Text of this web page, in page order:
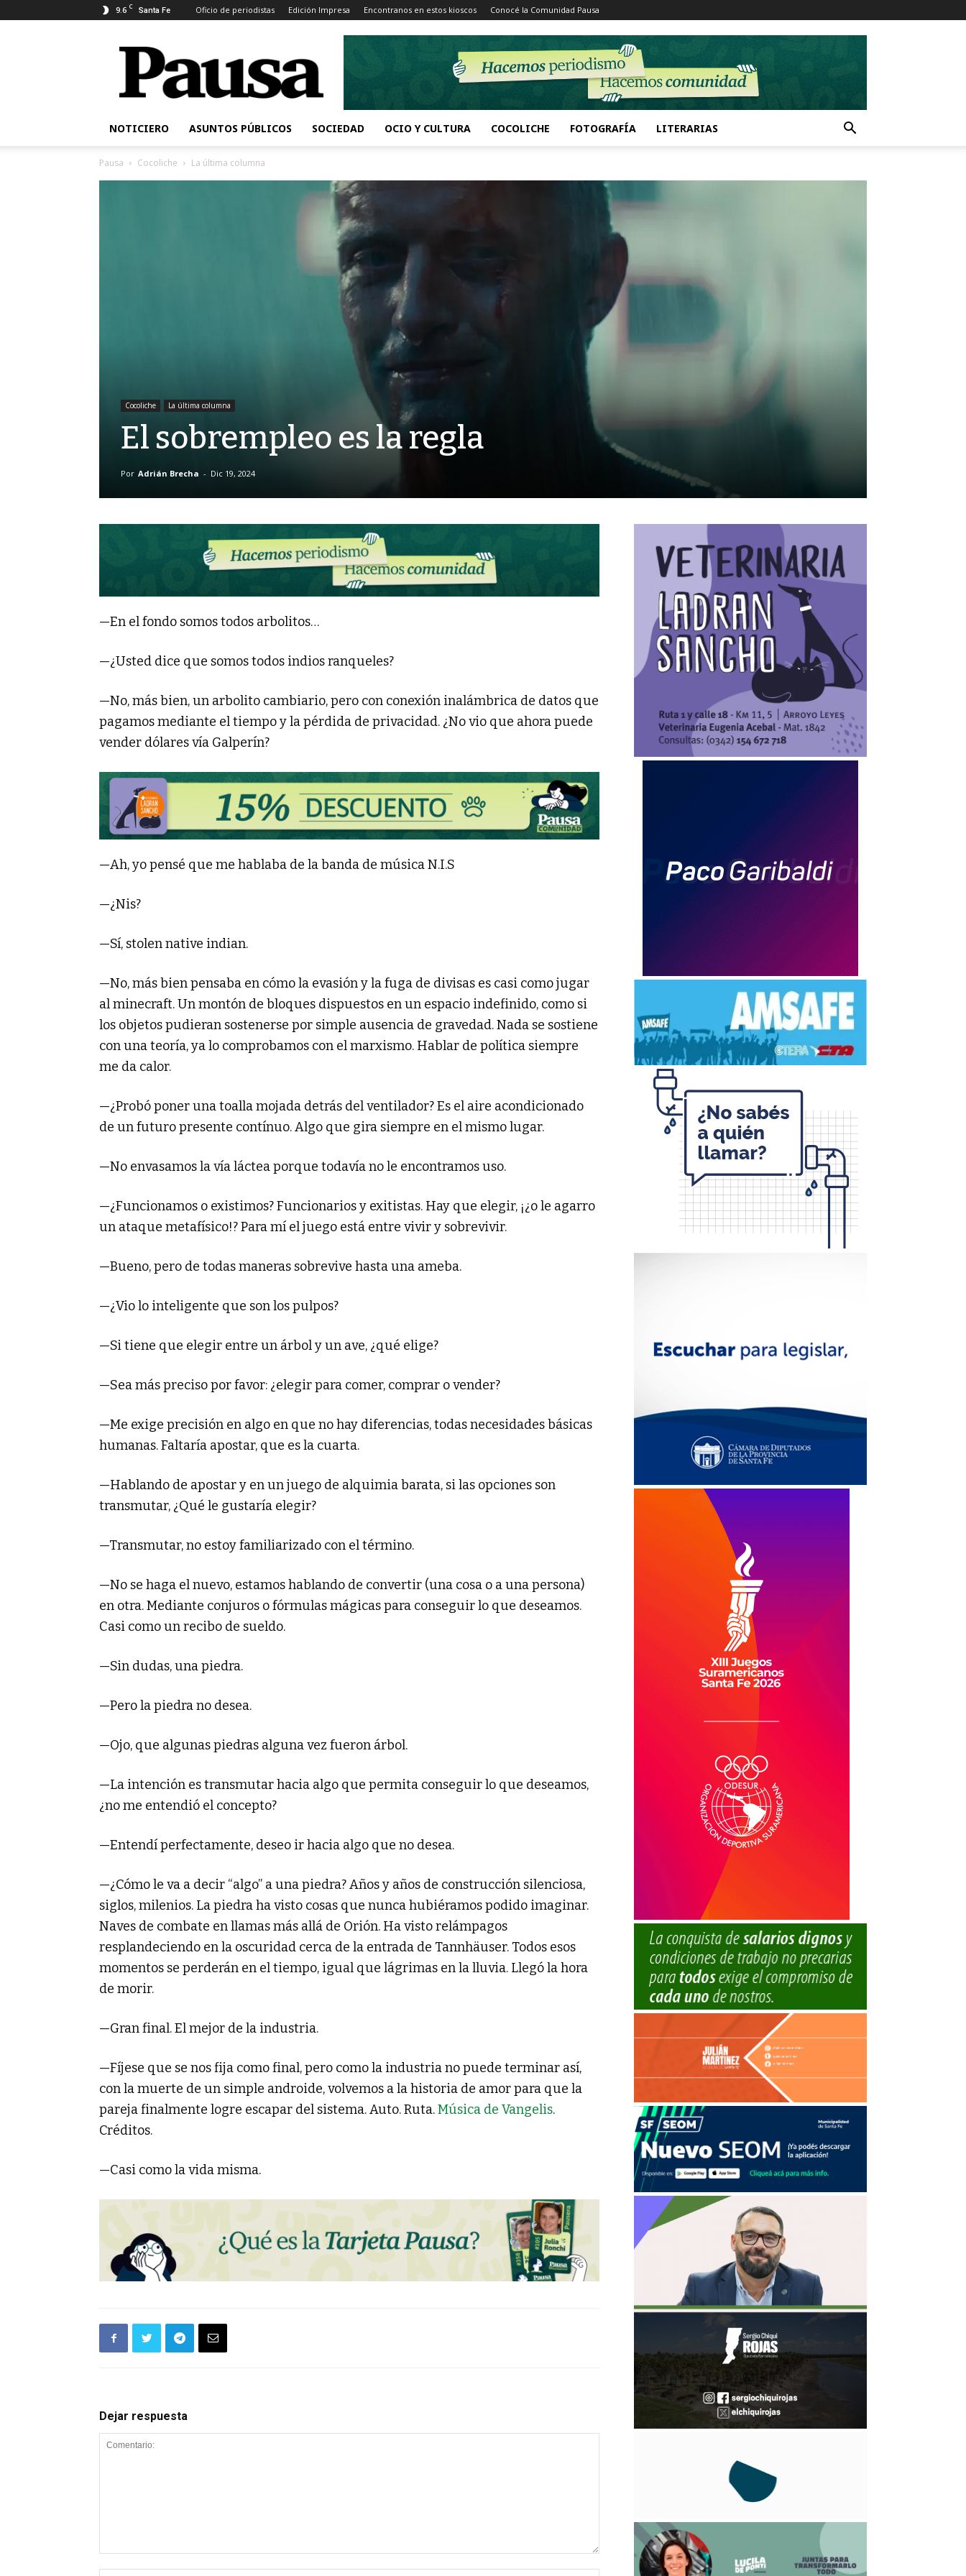
9.6 C Santa Fe Oficio de periodistas Edición Impresa Encontranos en estos kioscos Conocé la Comunidad Pausa
Pausa
NOTICIERO ASUNTOS PÚBLICOS SOCIEDAD OCIO Y CULTURA COCOLICHE FOTOGRAFÍA LITERARIAS
Pausa Cocoliche La última columna
Cocoliche La última columna
El sobrempleo es la regla
Por Adrián Brecha - Dic 19, 2024
—En el fondo somos todos arbolitos…
—¿Usted dice que somos todos indios ranqueles?
—No, más bien, un arbolito cambiario, pero con conexión inalámbrica de datos que
pagamos mediante el tiempo y la pérdida de privacidad. ¿No vio que ahora puede
vender dólares vía Galperín?
—Ah, yo pensé que me hablaba de la banda de música N.I.S
—¿Nis?
—Sí, stolen native indian.
—No, más bien pensaba en cómo la evasión y la fuga de divisas es casi como jugar
al minecraft. Un montón de bloques dispuestos en un espacio indefinido, como si
los objetos pudieran sostenerse por simple ausencia de gravedad. Nada se sostiene
con una teoría, ya lo comprobamos con el marxismo. Hablar de política siempre
me da calor.
—¿Probó poner una toalla mojada detrás del ventilador? Es el aire acondicionado
de un futuro presente contínuo. Algo que gira siempre en el mismo lugar.
—No envasamos la vía láctea porque todavía no le encontramos uso.
—¿Funcionamos o existimos? Funcionarios y exitistas. Hay que elegir, ¡¿o le agarro
un ataque metafísico!? Para mí el juego está entre vivir y sobrevivir.
—Bueno, pero de todas maneras sobrevive hasta una ameba.
—¿Vio lo inteligente que son los pulpos?
—Si tiene que elegir entre un árbol y un ave, ¿qué elige?
—Sea más preciso por favor: ¿elegir para comer, comprar o vender?
—Me exige precisión en algo en que no hay diferencias, todas necesidades básicas
humanas. Faltaría apostar, que es la cuarta.
—Hablando de apostar y en un juego de alquimia barata, si las opciones son
transmutar, ¿Qué le gustaría elegir?
—Transmutar, no estoy familiarizado con el término.
—No se haga el nuevo, estamos hablando de convertir (una cosa o a una persona)
en otra. Mediante conjuros o fórmulas mágicas para conseguir lo que deseamos.
Casi como un recibo de sueldo.
—Sin dudas, una piedra.
—Pero la piedra no desea.
—Ojo, que algunas piedras alguna vez fueron árbol.
—La intención es transmutar hacia algo que permita conseguir lo que deseamos,
¿no me entendió el concepto?
—Entendí perfectamente, deseo ir hacia algo que no desea.
—¿Cómo le va a decir “algo” a una piedra? Años y años de construcción silenciosa,
siglos, milenios. La piedra ha visto cosas que nunca hubiéramos podido imaginar.
Naves de combate en llamas más allá de Orión. Ha visto relámpagos
resplandeciendo en la oscuridad cerca de la entrada de Tannhäuser. Todos esos
momentos se perderán en el tiempo, igual que lágrimas en la lluvia. Llegó la hora
de morir.
—Gran final. El mejor de la industria.
—Fíjese que se nos fija como final, pero como la industria no puede terminar así,
con la muerte de un simple androide, volvemos a la historia de amor para que la
pareja finalmente logre escapar del sistema. Auto. Ruta.Música de Vangelis.
Créditos.
—Casi como la vida misma.
Dejar respuesta